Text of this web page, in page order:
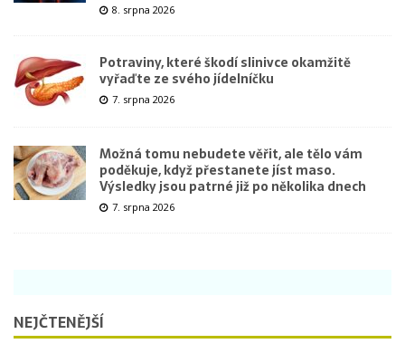
8. srpna 2026
Potraviny, které škodí slinivce okamžitě
vyřaďte ze svého jídelníčku
7. srpna 2026
Možná tomu nebudete věřit, ale tělo vám
poděkuje, když přestanete jíst maso.
Výsledky jsou patrné již po několika dnech
7. srpna 2026
NEJČTENĚJŠÍ